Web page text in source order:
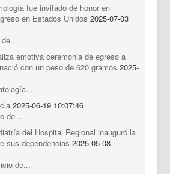
fue invitado de honor en
en Estados Unidos 2025-07-03
emotiva ceremonia de egreso a
con un peso de 620 gramos 2025-
2025-06-19 10:07:46
de...
del Hospital Regional inauguró la
sus dependencias 2025-05-08
de...